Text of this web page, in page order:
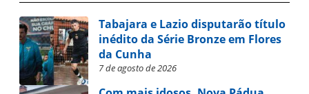
Tabajara e Lazio disputarão título
inédito da Série Bronze em Flores
da Cunha
7 de agosto de 2026